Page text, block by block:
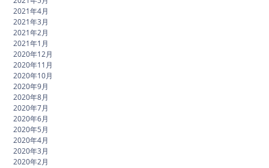
2021年4月
2021年3月
2021年2月
2021年1月
2020年12月
2020年11月
2020年10月
2020年9月
2020年8月
2020年7月
2020年6月
2020年5月
2020年4月
2020年3月
2020年2月